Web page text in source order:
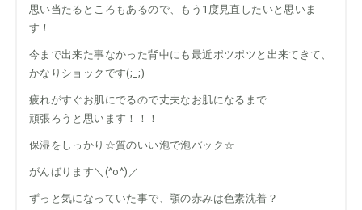
思い当たるところもあるので、もう1度見直したいと思いま
す！
今まで出来た事なかった背中にも最近ポツポツと出来てきて、
かなりショックです(;_;)
疲れがすぐお肌にでるので丈夫なお肌になるまで
頑張ろうと思います！！！
保湿をしっかり☆質のいい泡で泡パック☆
がんばります＼(^o^)／
ずっと気になっていた事で、顎の赤みは色素沈着？